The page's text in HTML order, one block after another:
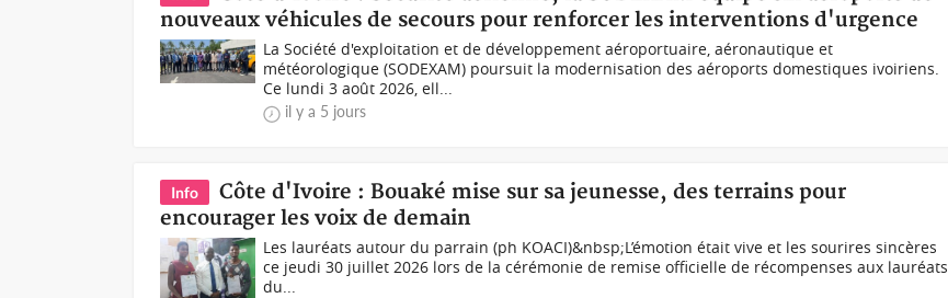
nouveaux véhicules de secours pour renforcer les interventions d'urgence
La Société d'exploitation et de développement aéroportuaire, aéronautique et
météorologique (SODEXAM) poursuit la modernisation des aéroports domestiques ivoiriens.
Ce lundi 3 août 2026, ell...
il y a 5 jours
Info
Côte d'Ivoire : Bouaké mise sur sa jeunesse, des terrains pour
encourager les voix de demain
Les lauréats autour du parrain (ph KOACI)&nbsp;L’émotion était vive et les sourires sincères
ce jeudi 30 juillet 2026 lors de la cérémonie de remise officielle de récompenses aux lauréats
du...